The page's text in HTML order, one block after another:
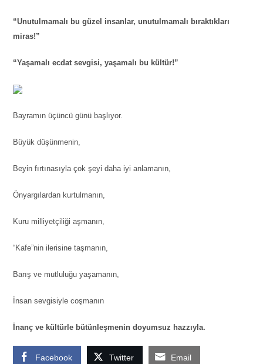
“Unutulmamalı bu güzel insanlar, unutulmamalı bıraktıkları
miras!”
“Yaşamalı ecdat sevgisi, yaşamalı bu kültür!”
Bayramın üçüncü günü başlıyor.
Büyük düşünmenin,
Beyin fırtınasıyla çok şeyi daha iyi anlamanın,
Önyargılardan kurtulmanın,
Kuru milliyetçiliği aşmanın,
“Kafe”nin ilerisine taşmanın,
Barış ve mutluluğu yaşamanın,
İnsan sevgisiyle coşmanın
İnanç ve kültürle bütünleşmenin doyumsuz hazzıyla.
Facebook Twitter Email